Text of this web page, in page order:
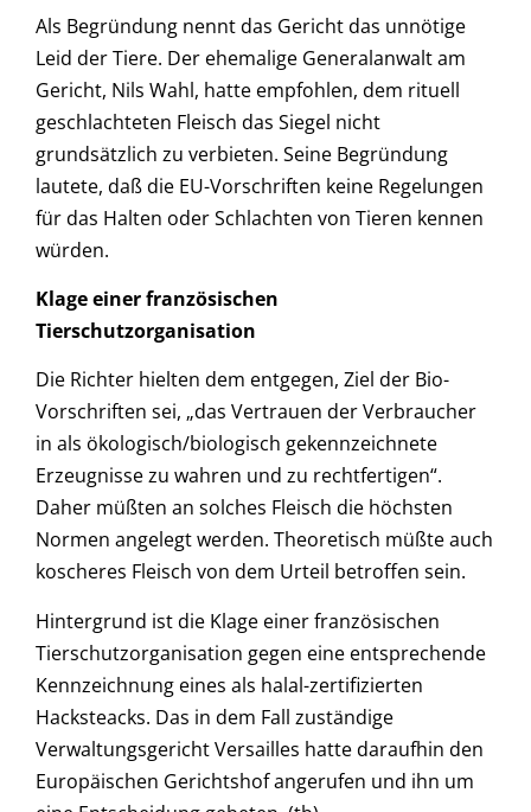
Als Begründung nennt das Gericht das unnötige
Leid der Tiere. Der ehemalige Generalanwalt am
Gericht, Nils Wahl, hatte empfohlen, dem rituell
geschlachteten Fleisch das Siegel nicht
grundsätzlich zu verbieten. Seine Begründung
lautete, daß die EU-Vorschriften keine Regelungen
für das Halten oder Schlachten von Tieren kennen
würden.
Klage einer französischen
Tierschutzorganisation
Die Richter hielten dem entgegen, Ziel der Bio-
Vorschriften sei, „das Vertrauen der Verbraucher
in als ökologisch/biologisch gekennzeichnete
Erzeugnisse zu wahren und zu rechtfertigen“.
Daher müßten an solches Fleisch die höchsten
Normen angelegt werden. Theoretisch müßte auch
koscheres Fleisch von dem Urteil betroffen sein.
Hintergrund ist die Klage einer französischen
Tierschutzorganisation gegen eine entsprechende
Kennzeichnung eines als halal-zertifizierten
Hacksteacks. Das in dem Fall zuständige
Verwaltungsgericht Versailles hatte daraufhin den
Europäischen Gerichtshof angerufen und ihn um